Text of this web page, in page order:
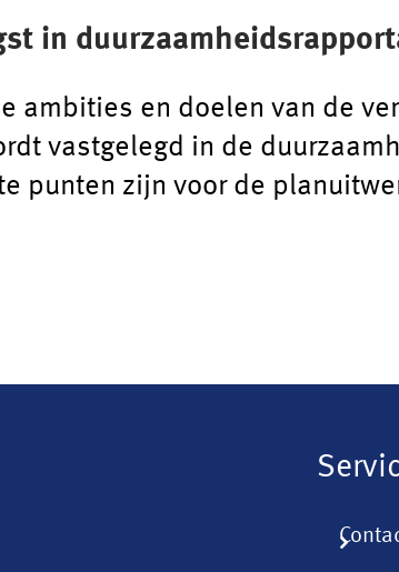
in
ambities en doelen van de
vastgelegd in de
punten zijn voor de